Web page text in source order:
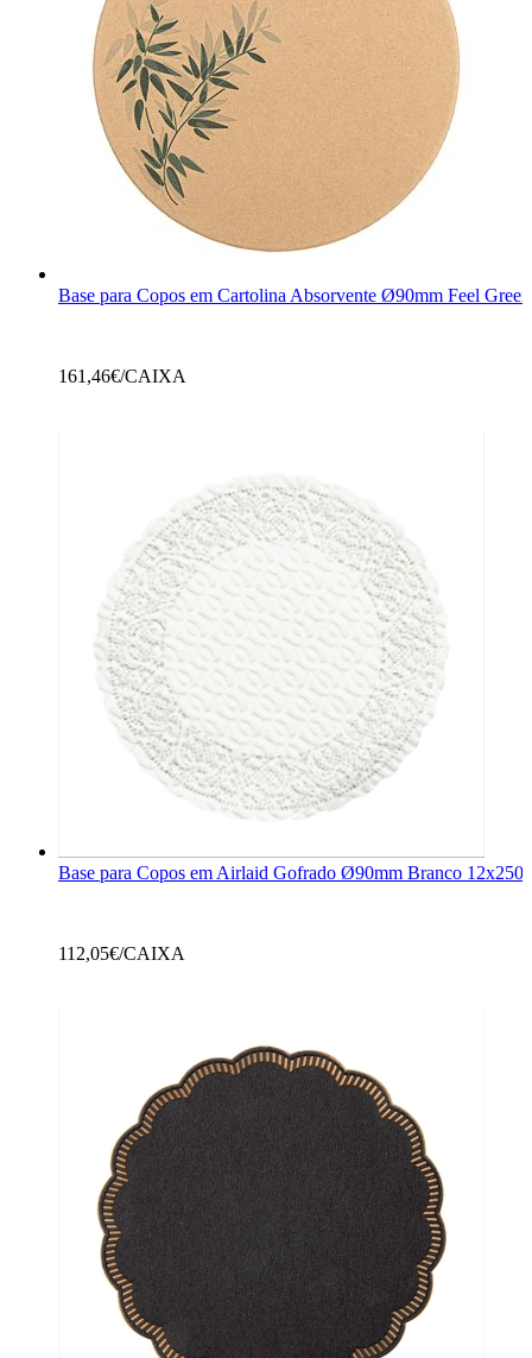
Base para Copos em Cartolina Absorvente Ø90mm Feel
161,46€/CAIXA
Base para Copos em Airlaid Gofrado Ø90mm Branco 12x250
112,05€/CAIXA